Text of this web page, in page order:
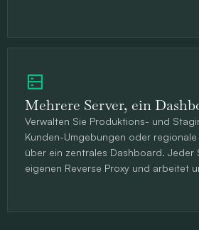
Mehrere Server, ein
Verwalten Sie Produktions- und
Kunden-Umgebungen oder
über ein zentrales Dashboard. Jeder
eigenen Reverse Proxy und arbeitet